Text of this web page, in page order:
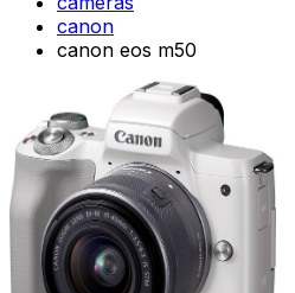
canon
canon eos m50